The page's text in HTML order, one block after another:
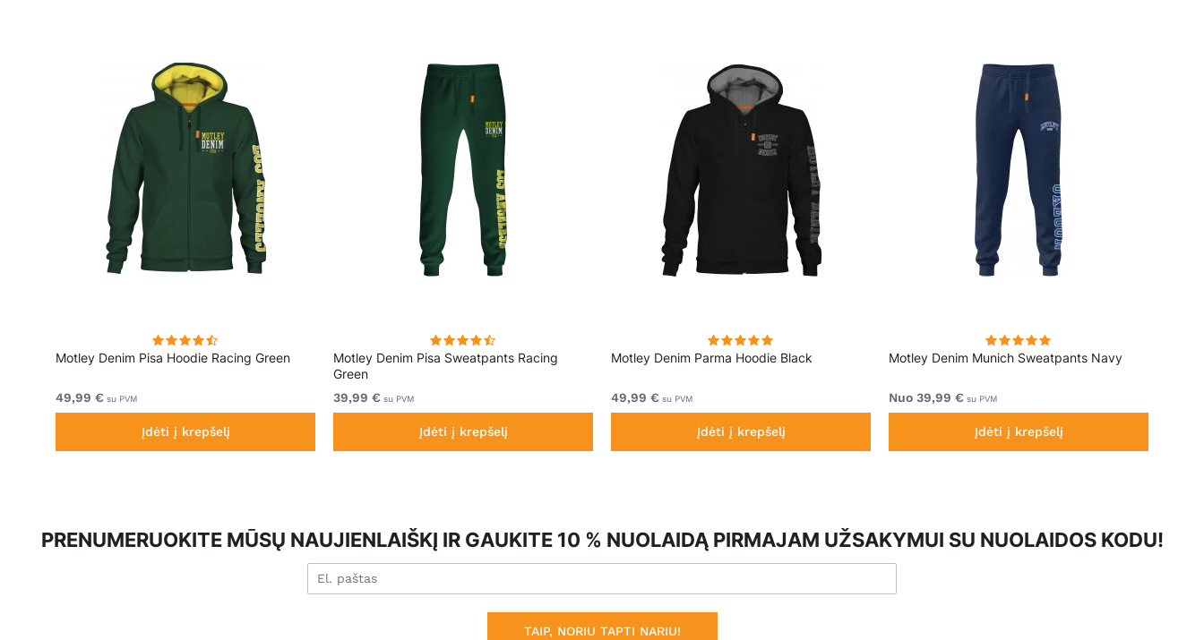
Motley Denim Pisa Hoodie Racing Green
49,99 € su PVM
Įdėti į krepšelį
Motley Denim Pisa Sweatpants Racing
Green
39,99 € su PVM
Įdėti į krepšelį
Motley Denim Parma Hoodie Black
49,99 € su PVM
Įdėti į krepšelį
Motley Denim Munich Sweatpants Navy
Nuo 39,99 € su PVM
Įdėti į krepšelį
PRENUMERUOKITE MŪSŲ NAUJIENLAIŠKĮ IR GAUKITE 10 % NUOLAIDĄ PIRMAJAM UŽSAKYMUI SU NUOLAIDOS KODU!
TAIP, NORIU TAPTI NARIU!